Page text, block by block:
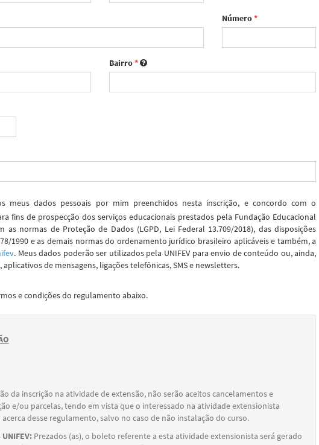
Número*
Bairro*
meus dados pessoais por mim preenchidos nesta inscrição, e concordo com o
fins de prospecção dos serviços educacionais prestados pela Fundação Educacional
as normas de Proteção de Dados (LGPD, Lei Federal 13.709/2018), das disposições
1990 e as demais normas do ordenamento jurídico brasileiro aplicáveis e também, a
. Meus dados poderão ser utilizados pela UNIFEV para envio de conteúdo ou, ainda,
de mensagens, ligações telefônicas, SMS e newsletters.
e condições do regulamento abaixo.
da inscrição na atividade de extensão, não serão aceitos cancelamentos e
e/ou parcelas, tendo em vista que o interessado na atividade extensionista
desse regulamento, salvo no caso de não instalação do curso.
UNIFEV:Prezados (as), o boleto referente a esta atividade extensionista será gerado